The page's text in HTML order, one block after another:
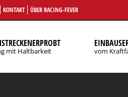
KONTAKT ÜBER RACING-FEVER
mit Haltbarkeit vom